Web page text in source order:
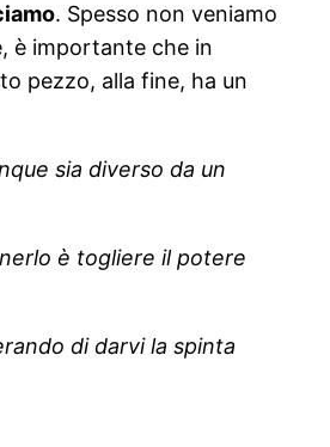
. Spesso non veniamo
è importante che in
pezzo, alla fine, ha un
sia diverso da un
è togliere il potere
di darvi la spinta